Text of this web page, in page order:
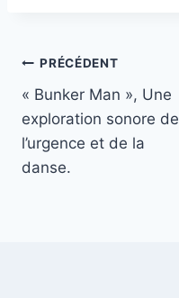
Navigation
de
l’article
PRÉCÉDENT
« Bunker Man », Une
exploration sonore de
l’urgence et de la
danse.